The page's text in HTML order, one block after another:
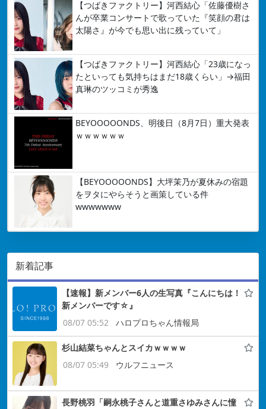
【つばきファクトリー】河西結心「佐藤優樹さ
んが卒業コンサートで歌っていた『笑顔の君は
太陽さ』が今でも思い出に残っていて」
【つばきファクトリー】河西結心「23歳になっ
たといっても気持ちはまだ18歳くらい」→福田
真琳のツッコミが秀逸
BEYOOOOONDS、明後日（8月7日）重大発表
ｗｗｗｗｗｗ
【BEYOOOOONDS】大坪茉乃が夏休みの宿題
をヲタにやらそうと画策している件
wwwwwww
新着記事
【速報】新メンバー6人の生写真『こんにちは！
新メンバーです☆』
08/07 05:52
ハロプロちゃん情報局
杉山結菜ちゃんとスイカｗｗｗｗ
08/07 05:49
ウルフニュース
長野桃羽「嗣永桃子さんと道重さゆみさんに憧